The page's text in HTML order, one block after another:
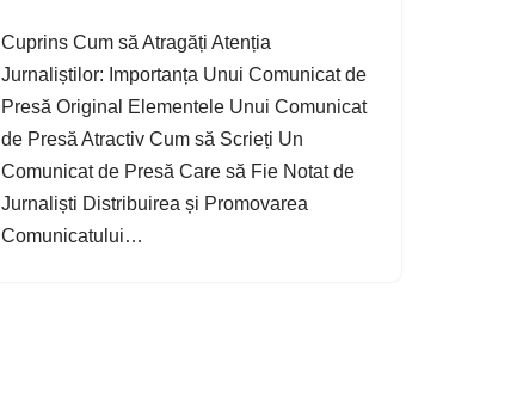
Cuprins Cum să Atragăți Atenția
Jurnaliștilor: Importanța Unui Comunicat de
Presă Original Elementele Unui Comunicat
de Presă Atractiv Cum să Scrieți Un
Comunicat de Presă Care să Fie Notat de
Jurnaliști Distribuirea și Promovarea
Comunicatului…